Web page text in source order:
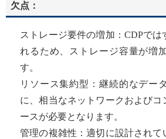
欠点：
ストレージ要件の増加：CDPでは
れるため、ストレージ容量が増
す。
リソース集約型：継続的なデー
に、相当なネットワークおよびコ
ースが必要となります。
管理の複雑性：適切に設計されて